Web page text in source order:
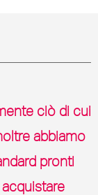
ciò di cui
abbiamo
pronti